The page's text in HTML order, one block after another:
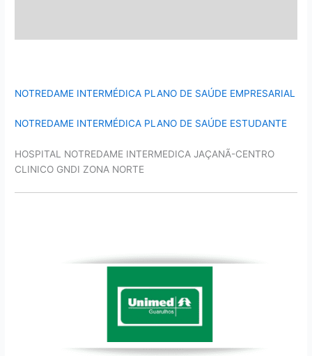
NOTREDAME INTERMÉDICA PLANO DE SAÚDE EMPRESARIAL
NOTREDAME INTERMÉDICA PLANO DE SAÚDE ESTUDANTE
HOSPITAL NOTREDAME INTERMEDICA JAÇANÃ-CENTRO
CLINICO GNDI ZONA NORTE